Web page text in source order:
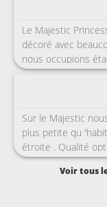
Le Majestic
décoré avec
nous occupions
confortable et une
de cintres : vous
La salle de bain,
moyenne. A bord,
restos principaux
incroyable de
sans parler des
sandwichs et
Sur le Majestic
plus petite qu
étroite . Qualité
offertes en ce qui
Point négatif le 2e
Voir tous